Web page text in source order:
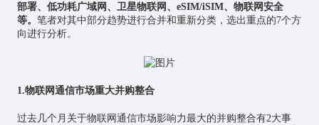
部署、低功耗广域网、卫星物联网、eSIM/iSIM、物联网安全
等。 笔者对其中部分趋势进行合并和重新分类，选出重点的7个方
向进行分析。
1.物联网通信市场重大并购整合
过去几个月关于物联网通信市场影响力最大的并购整合有2大事